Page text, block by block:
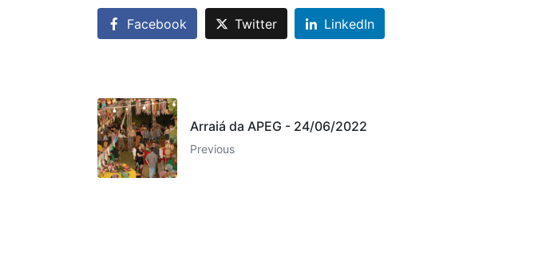
Facebook Twitter LinkedIn
Arraiá da APEG - 24/06/2022
Previous